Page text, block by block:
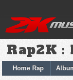
Rap2K :
Home Rap